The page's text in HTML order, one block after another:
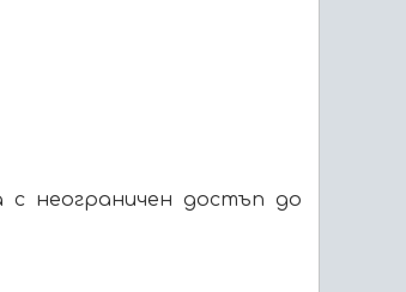
с неограничен достъп до